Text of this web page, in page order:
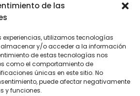
de las
experiencias, utilizamos tecnologías
y/o acceder a la información
de estas tecnologías nos
como el comportamiento de
únicas en este sitio. No
puede afectar negativamente
y funciones.
Email